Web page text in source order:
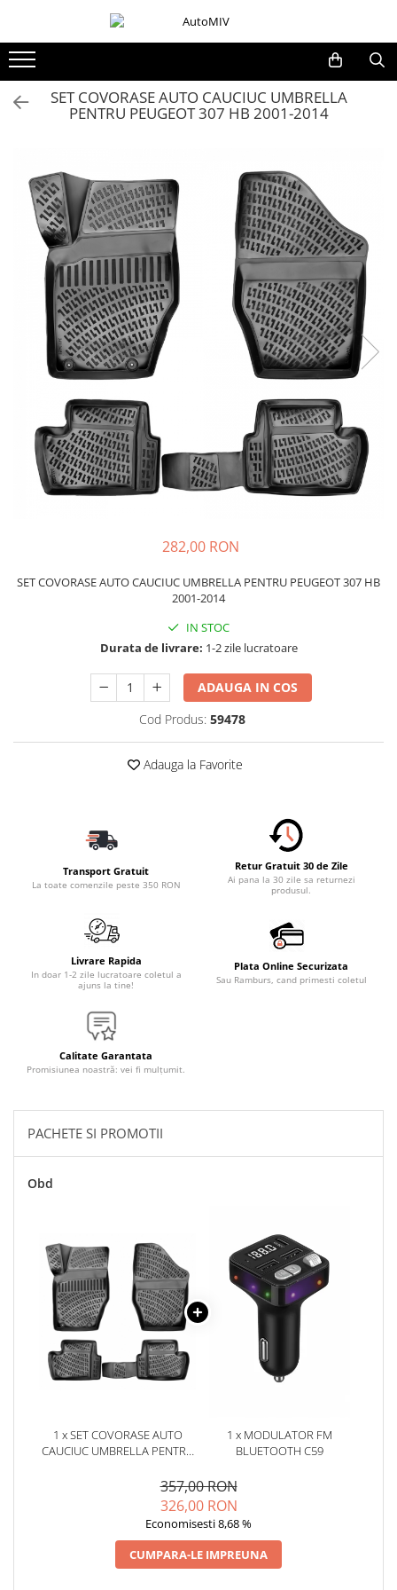
Oferta Saptamanii
Bloc Lumini
Butoane Reglare Oglinzi
Seturi Butoane
Butoane Blocare/Deblocare
Buton Frana
Buton Clapeta Rezervor
Buton Portbagaj
Alte Butoane/Comutatoare
Schimbatoare Viteze
Accesorii Auto
Accesorii Auto Exterior
Husa Auto / Prelata Auto
Inchidere Centralizata
Tavite Portbagaj Dedicate
Covorase Auto/ Presuri Auto
Accesorii Siguranta Auto
Incarcatoare Auto
Accesorii pentru Roti si Anvelope
Husa Anvelope
Organizatoare Auto
Iluminat Auto
Semnalizari
Accesorii LED
Piese Caroserie
Oglinzi
Accesorii Camioane
Lampi si Proiectoare Camion
Marcaje si Echipamente de
Siguranta
Accesorii Cabina Camion
Echipamente Electrice si
Pneumatice
Uleiuri si Lichide Auto
Aditivi DPF, Sistem Racire si
SET COVORASE AUTO CAUCIUC UMBRELLA
PENTRU PEUGEOT 307 HB 2001-2014
282,00 RON
SET COVORASE AUTO CAUCIUC UMBRELLA PENTRU PEUGEOT 307 HB
2001-2014
IN STOC
Durata de livrare: 1-2 zile lucratoare
ADAUGA IN COS
Cod Produs: 59478
Adauga la Favorite
Transport Gratuit
La toate comenzile peste 350 RON
Retur Gratuit 30 de Zile
Ai pana la 30 zile sa returnezi
produsul.
Livrare Rapida
In doar 1-2 zile lucratoare coletul a
ajuns la tine!
Plata Online Securizata
Sau Ramburs, cand primesti coletul
Calitate Garantata
Promisiunea noastră: vei fi mulțumit.
PACHETE SI PROMOTII
Obd
1 x SET COVORASE AUTO
CAUCIUC UMBRELLA PENTRU
1 x MODULATOR FM
BLUETOOTH C59
357,00 RON
326,00 RON
Economisesti 8,68 %
CUMPARA-LE IMPREUNA